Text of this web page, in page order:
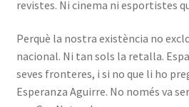
revistes. Ni cinema ni esportistes
Perquè la nostra existència no
nacional. Ni tan sols la retalla.
seves fronteres, i si no que li ho
Esperanza Aguirre. No només va